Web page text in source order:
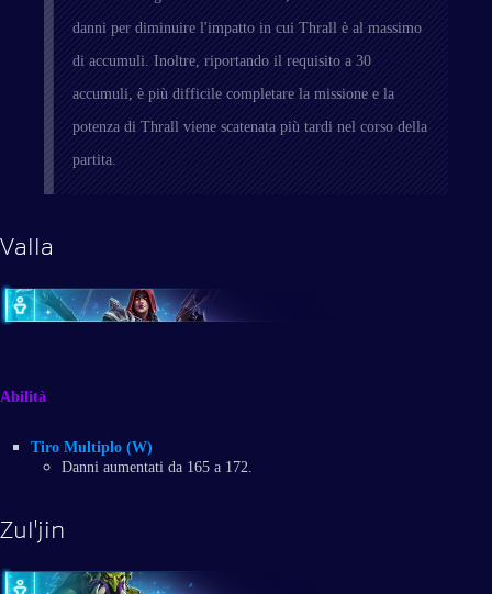
danni per diminuire l'impatto in cui Thrall è al massimo
di accumuli. Inoltre, riportando il requisito a 30
accumuli, è più difficile completare la missione e la
potenza di Thrall viene scatenata più tardi nel corso della
partita.
Valla
Abilità
Tiro Multiplo (W)
Danni aumentati da 165 a 172.
Zul'jin